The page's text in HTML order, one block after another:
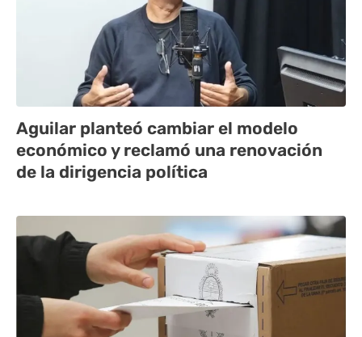
Aguilar planteó cambiar el modelo
económico y reclamó una renovación
de la dirigencia política